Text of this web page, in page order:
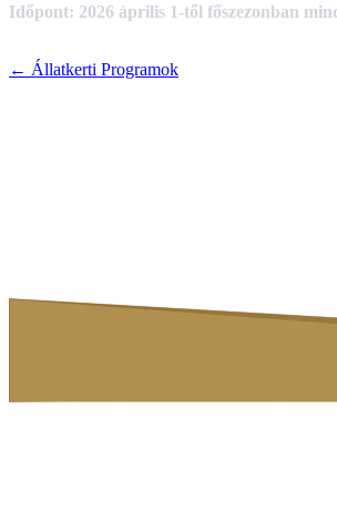
Időpont: 2026 április 1-től főszezonban
← Állatkerti Programok